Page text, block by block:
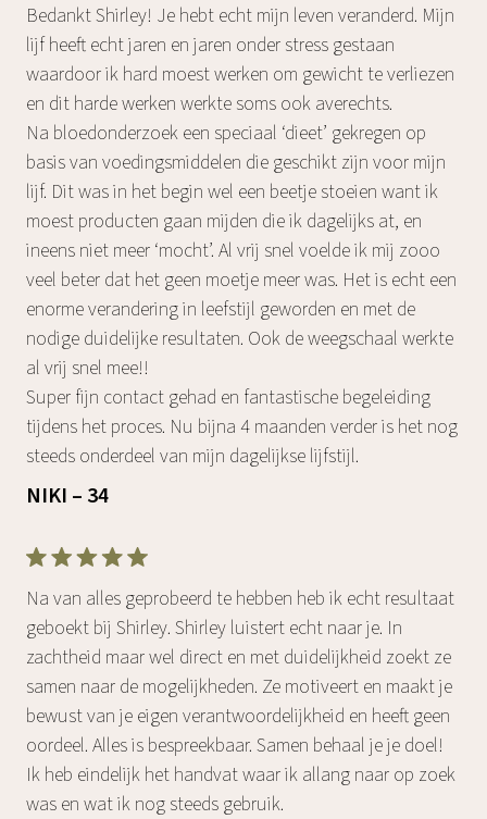
Bedankt Shirley! Je hebt echt mijn leven veranderd. Mijn
lijf heeft echt jaren en jaren onder stress gestaan
waardoor ik hard moest werken om gewicht te verliezen
en dit harde werken werkte soms ook averechts.
Na bloedonderzoek een speciaal ‘dieet’ gekregen op
basis van voedingsmiddelen die geschikt zijn voor mijn
lijf. Dit was in het begin wel een beetje stoeien want ik
moest producten gaan mijden die ik dagelijks at, en
ineens niet meer ‘mocht’. Al vrij snel voelde ik mij zooo
veel beter dat het geen moetje meer was. Het is echt een
enorme verandering in leefstijl geworden en met de
nodige duidelijke resultaten. Ook de weegschaal werkte
al vrij snel mee!!
Super fijn contact gehad en fantastische begeleiding
tijdens het proces. Nu bijna 4 maanden verder is het nog
steeds onderdeel van mijn dagelijkse lijfstijl.
NIKI – 34
Na van alles geprobeerd te hebben heb ik echt resultaat
geboekt bij Shirley. Shirley luistert echt naar je. In
zachtheid maar wel direct en met duidelijkheid zoekt ze
samen naar de mogelijkheden. Ze motiveert en maakt je
bewust van je eigen verantwoordelijkheid en heeft geen
oordeel. Alles is bespreekbaar. Samen behaal je je doel!
Ik heb eindelijk het handvat waar ik allang naar op zoek
was en wat ik nog steeds gebruik.